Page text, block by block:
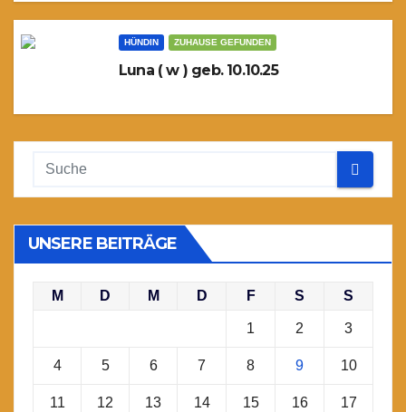
HÜNDIN ZUHAUSE GEFUNDEN
Luna ( w ) geb. 10.10.25
UNSERE BEITRÄGE
M D M D F S S
1 2 3
4 5 6 7 8 9 10
11 12 13 14 15 16 17